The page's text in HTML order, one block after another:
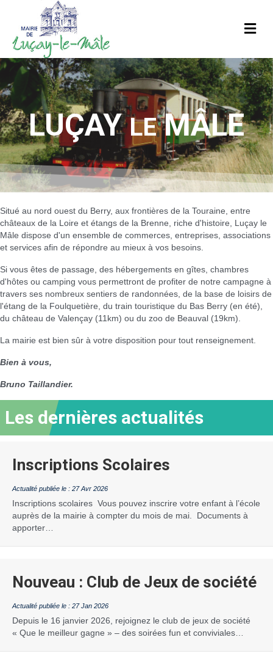
LUÇAYLEMÂLE
Situé au nord ouest du Berry, aux frontières de la Touraine, entre
châteaux de la Loire et étangs de la Brenne, riche d'histoire, Luçay le
Mâle dispose d'un ensemble de commerces, entreprises, associations
et services afin de répondre au mieux à vos besoins.
Si vous êtes de passage, des hébergements en gîtes, chambres
d'hôtes ou camping vous permettront de profiter de notre campagne à
travers ses nombreux sentiers de randonnées, de la base de loisirs de
l'étang de la Foulquetière, du train touristique du Bas Berry (en été),
du château de Valençay (11km) ou du zoo de Beauval (19km).
La mairie est bien sûr à votre disposition pour tout renseignement.
Bien à vous,
Bruno Taillandier.
Les dernières actualités
Inscriptions Scolaires
27 Avr 2026
Inscriptions scolaires Vous pouvez inscrire votre enfant à l’école
auprès de la mairie à compter du mois de mai. Documents à
apporter…
Nouveau : Club de Jeux de société
27 Jan 2026
Depuis le 16 janvier 2026, rejoignez le club de jeux de société
« Que le meilleur gagne » – des soirées fun et conviviales…